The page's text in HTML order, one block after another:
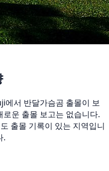
에서 반달가슴곰 출몰이 보
운 출몰 보고는 없습니다.
출몰 기록이 있는 지역입니
.